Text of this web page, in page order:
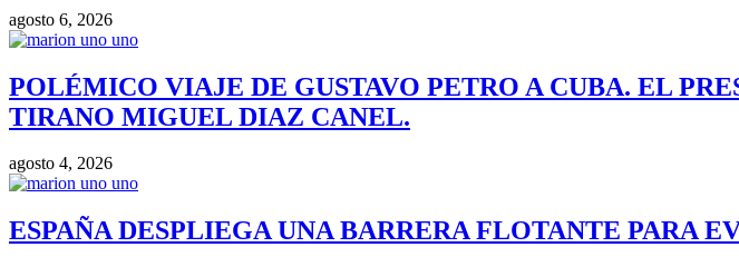
agosto 6, 2026
POLÉMICO VIAJE DE GUSTAVO PETRO A CUBA. EL
TIRANO MIGUEL DIAZ CANEL.
agosto 4, 2026
ESPAÑA DESPLIEGA UNA BARRERA FLOTANTE PARA